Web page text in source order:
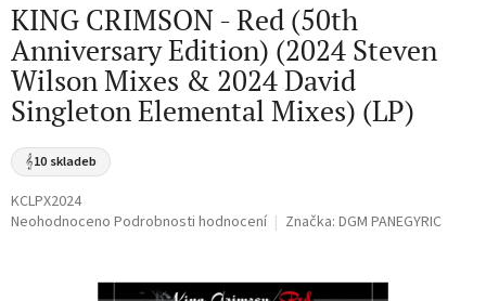
KING CRIMSON - Red (50th
Anniversary Edition) (2024 Steven
Wilson Mixes & 2024 David
Singleton Elemental Mixes) (LP)
𝄞10 skladeb
KCLPX2024
Průměrné
Neohodnoceno Podrobnosti hodnocení Značka: DGM PANEGYRIC